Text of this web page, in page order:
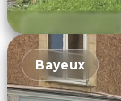
Bayeux